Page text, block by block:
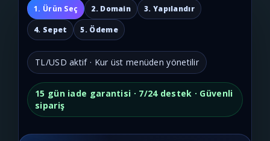
1. Ürün Seç 2. Domain 3. Yapılandır
4. Sepet 5. Ödeme
TL/USD aktif · Kur üst menüden yönetilir
15 gün iade garantisi · 7/24 destek · Güvenli
sipariş